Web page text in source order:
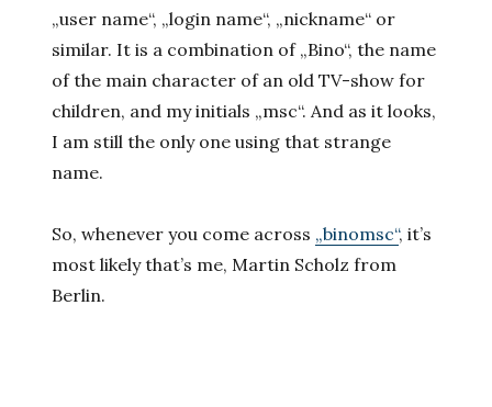
„user name“, „login name“, „nickname“ or
similar. It is a combination of „Bino“, the name
of the main character of an old TV-show for
children, and my initials „msc“. And as it looks,
I am still the only one using that strange
name.
So, whenever you come across „binomsc“, it’s
most likely that’s me, Martin Scholz from
Berlin.